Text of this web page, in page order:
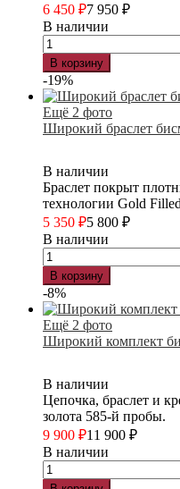
6 450 ₽7 950 ₽
В наличии
В корзину
-19%
Ещё 2 фото
Широкий браслет
В наличии
Браслет покрыт
технологии Gold
5 350 ₽5 800 ₽
В наличии
В корзину
-8%
Ещё 2 фото
Широкий комплект
В наличии
Цепочка, браслет и
золота 585-й пробы.
9 900 ₽11 900 ₽
В наличии